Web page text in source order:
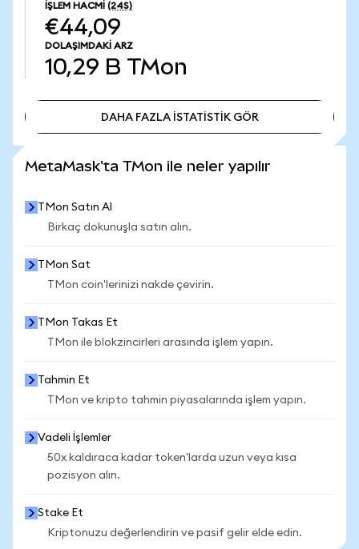
İŞLEM HACMI (24S)
€44,09
DOLAŞIMDAKI ARZ
10,29 B TMon
DAHA FAZLA İSTATİSTİK GÖR
MetaMask'ta TMon ile neler yapılır
TMon Satın Al
Birkaç dokunuşla satın alın.
TMon Sat
TMon coin'lerinizi nakde çevirin.
TMon Takas Et
TMon ile blokzincirleri arasında işlem yapın.
Tahmin Et
TMon ve kripto tahmin piyasalarında işlem yapın.
Vadeli İşlemler
50x kaldıraca kadar token'larda uzun veya kısa
pozisyon alın.
Stake Et
Kriptonuzu değerlendirin ve pasif gelir elde edin.